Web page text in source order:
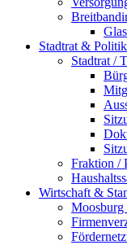
Stadtrat & Politik
Stadtrat /
Fraktion /
Wirtschaft &
Moosburg